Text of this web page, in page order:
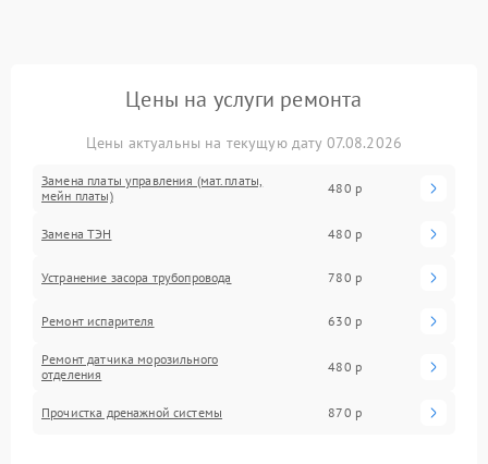
Цены на услуги ремонта
Цены актуальны на текущую дату 07.08.2026
Замена платы управления (мат.платы,
мейн платы)
480 р
Замена ТЭН 480 р
Устранение засора трубопровода 780 р
Ремонт испарителя 630 р
Ремонт датчика морозильного
отделения
480 р
Прочистка дренажной системы 870 р